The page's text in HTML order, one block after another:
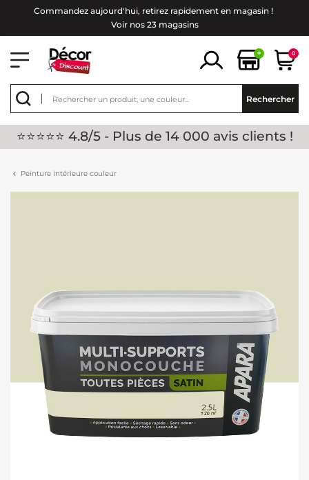
Commandez aujourd'hui, retirez rapidement en magasin !
Voir nos 23 magasins
+ 0
Rechercher
⭐⭐⭐⭐⭐ 4.8/5 - Plus de 14 000 avis clients !
Peinture intérieure couleur